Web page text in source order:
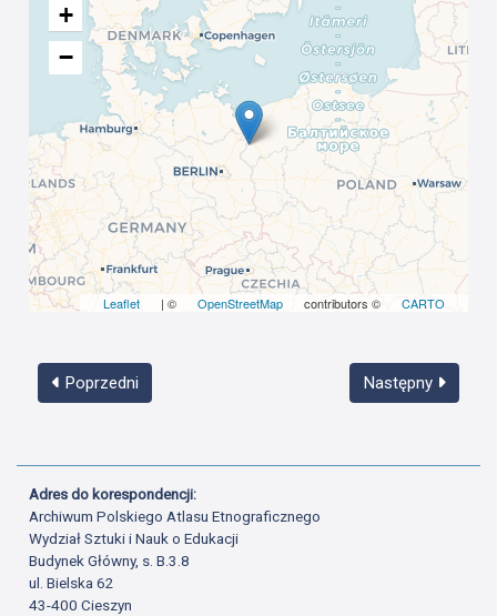
+
−
Leaflet | © OpenStreetMap contributors © CARTO
Poprzedni Następny
Adres do korespondencji:
Archiwum Polskiego Atlasu Etnograficznego
Wydział Sztuki i Nauk o Edukacji
Budynek Główny, s. B.3.8
ul. Bielska 62
43-400 Cieszyn